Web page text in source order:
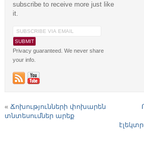
subscribe to receive more just like
it.
Privacy guaranteed. We never share
your info.
« Ճոխությունների փոխարեն
տնտեսումներ արեք